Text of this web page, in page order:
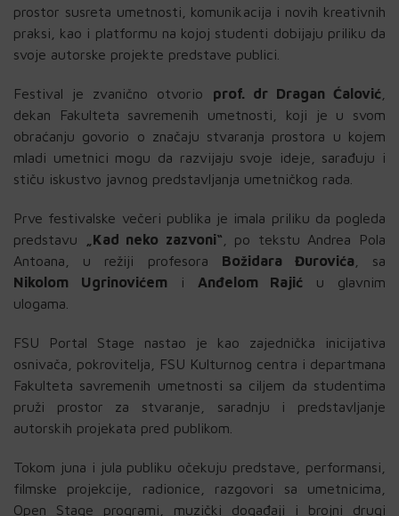
prostor susreta umetnosti, komunikacija i novih kreativnih
praksi, kao i platformu na kojoj studenti dobijaju priliku da
svoje autorske projekte predstave publici.
Festival je zvanično otvorio prof. dr Dragan Ćalović
dekan Fakulteta savremenih umetnosti, koji je u svom
obraćanju govorio o značaju stvaranja prostora u kojem
mladi umetnici mogu da razvijaju svoje ideje, sarađuju i
stiču iskustvo javnog predstavljanja umetničkog rada.
Prve festivalske večeri publika je imala priliku da pogleda
predstavu
„Kad neko zazvoni“ , po tekstu Andrea Pola
Antoana, u režiji profesora Božidara Đurovića , sa
Nikolom Ugrinovićem i Anđelom Rajić u glavnim
ulogama.
FSU Portal Stage nastao je kao zajednička inicijativa
osnivača, pokrovitelja, FSU Kulturnog centra i departmana
Fakulteta savremenih umetnosti sa ciljem da studentima
pruži prostor za stvaranje, saradnju i predstavljanje
autorskih projekata pred publikom.
Tokom juna i jula publiku očekuju predstave, performansi,
filmske projekcije, radionice, razgovori sa umetnicima,
Open Stage programi, muzički događaji i brojni drugi